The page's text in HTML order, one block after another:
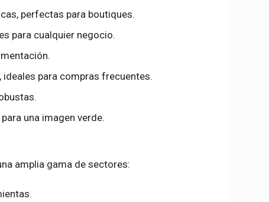
perfectas para boutiques.
para cualquier negocio.
para compras frecuentes.
una imagen verde.
amplia gama de sectores: